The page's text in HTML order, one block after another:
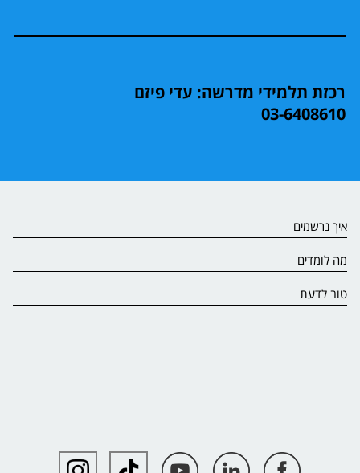
רכזת תלמידי מדרשה: עדי פיזם
03-6408610
איך נרשמים
מה לומדים
טוב לדעת